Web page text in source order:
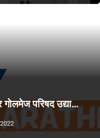
परिषद उद्या…